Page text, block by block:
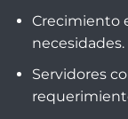
Crecimiento
necesidades.
Servidores